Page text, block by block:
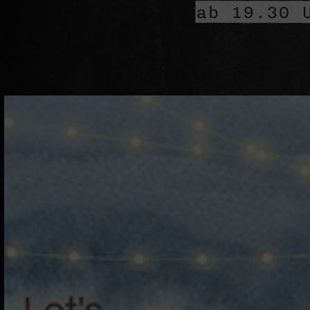
ab 19.30